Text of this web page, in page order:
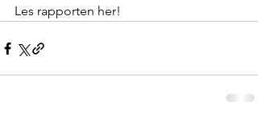
Les rapporten her!